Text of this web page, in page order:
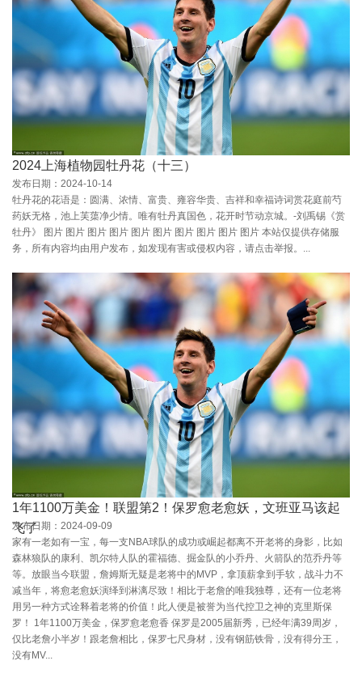
2024上海植物园牡丹花（十三）
发布日期：2024-10-14
牡丹花的花语是：圆满、浓情、富贵、雍容华贵、吉祥和幸福诗词赏花庭前芍
药妖无格，池上芙蕖净少情。唯有牡丹真国色，花开时节动京城。-刘禹锡《赏
牡丹》 图片 图片 图片 图片 图片 图片 图片 图片 图片 图片 本站仅提供存储服
务，所有内容均由用户发布，如发现有害或侵权内容，请点击举报。...
1年1100万美金！联盟第2！保罗愈老愈妖，文班亚马该起
飞了
发布日期：2024-09-09
家有一老如有一宝，每一支NBA球队的成功或崛起都离不开老将的身影，比如
森林狼队的康利、凯尔特人队的霍福德、掘金队的小乔丹、火箭队的范乔丹等
等。放眼当今联盟，詹姆斯无疑是老将中的MVP，拿顶薪拿到手软，战斗力不
减当年，将愈老愈妖演绎到淋漓尽致！相比于老詹的唯我独尊，还有一位老将
用另一种方式诠释着老将的价值！此人便是被誉为当代控卫之神的克里斯保
罗！ 1年1100万美金，保罗愈老愈香 保罗是2005届新秀，已经年满39周岁，
仅比老詹小半岁！跟老詹相比，保罗七尺身材，没有钢筋铁骨，没有得分王，
没有MV...